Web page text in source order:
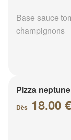
Base sauce
champignons
Pizza
Dès 18.00 €